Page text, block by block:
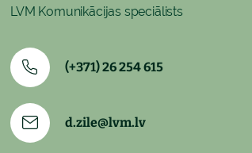
LVM Komunikācijas speciālists
(+371) 26 254 615
d.zile@lvm.lv